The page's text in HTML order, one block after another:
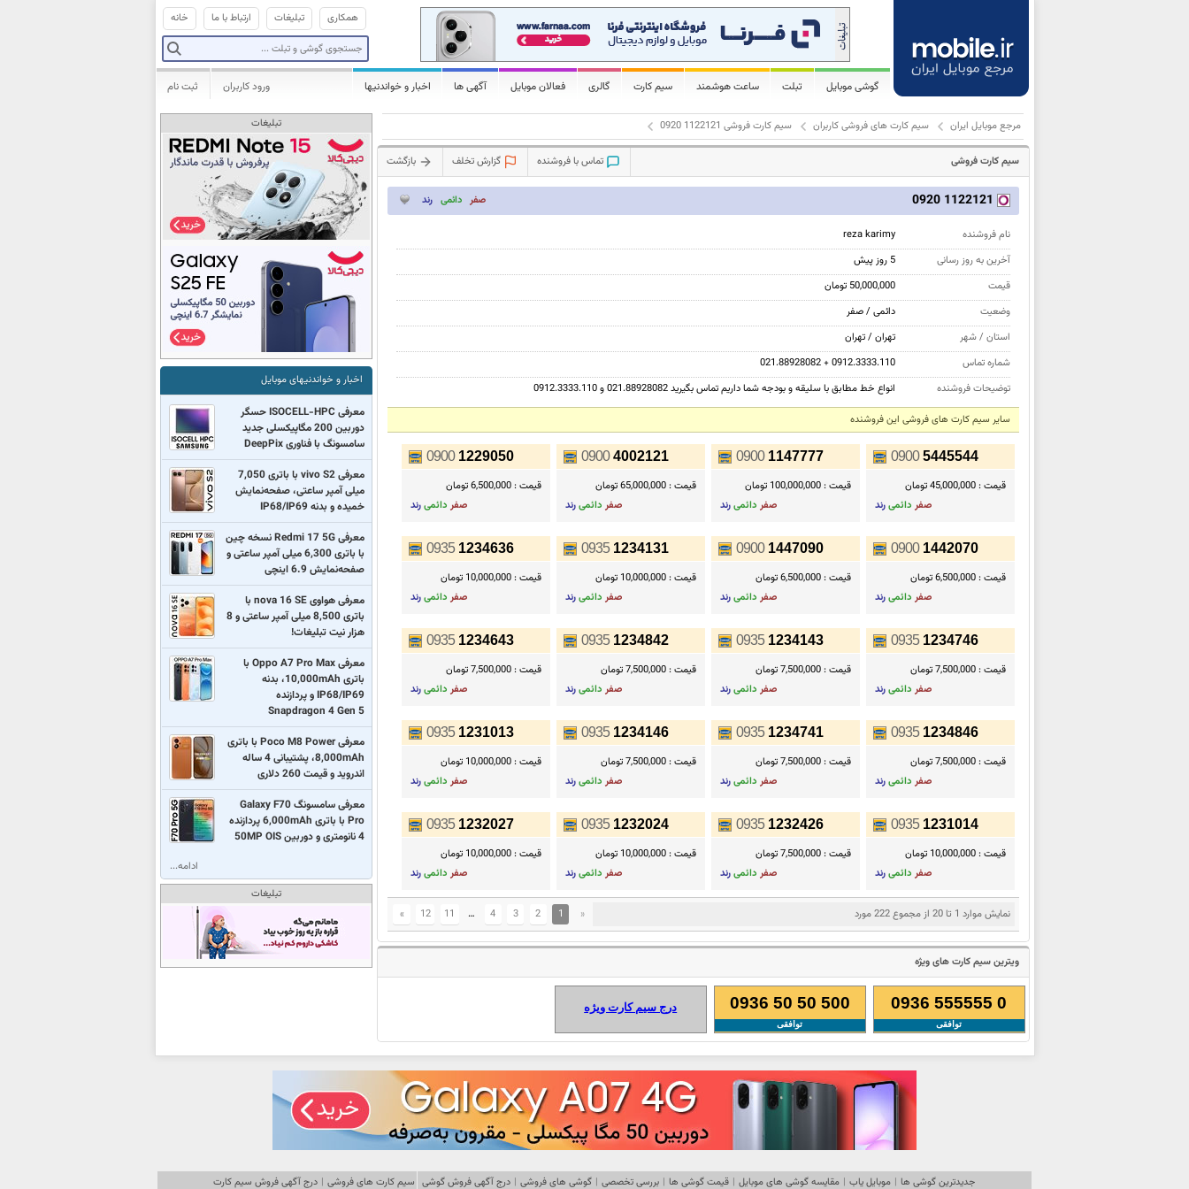
خانه ارتباط با ما تبلیغات همکاری
گوشی موبایل تبلت ساعت هوشمند سیم کارت گالری فعالان موبایل آگهی ها اخبار و خواندنیها ثبت نام ورود کاربران
مرجع موبایل ایران سیم کارت های فروشی کاربران سیم کارت فروشی 1122121 0920
سیم کارت فروشی تماس با فروشنده گزارش تخلف بازگشت
صفر دائمی رند
نام فروشنده
reza karimy
آخرین به روز رسانی
5 روز پیش
قیمت
50,000,000 تومان
وضعیت
دائمی / صفر
استان / شهر
تهران / تهران
شماره تماس
021.88928082 + 0912.3333.110
توضیحات فروشنده
انواع خط مطابق با سلیقه و بودجه شما داریم تماس بگیرید 021.88928082 و 0912.3333.110
سایر سیم کارت های فروشی این فروشنده
0900 5445544
قیمت :45,000,000 تومان
صفر دائمیرند
0900 1147777
قیمت :100,000,000 تومان
صفر دائمیرند
0900 4002121
قیمت :65,000,000 تومان
صفر دائمیرند
0900 1229050
قیمت :6,500,000 تومان
صفر دائمیرند
0900 1442070
قیمت :6,500,000 تومان
صفر دائمیرند
0900 1447090
قیمت :6,500,000 تومان
صفر دائمیرند
0935 1234131
قیمت :10,000,000 تومان
صفر دائمیرند
0935 1234636
قیمت :10,000,000 تومان
صفر دائمیرند
0935 1234746
قیمت :7,500,000 تومان
صفر دائمیرند
0935 1234143
قیمت :7,500,000 تومان
صفر دائمیرند
0935 1234842
قیمت :7,500,000 تومان
صفر دائمیرند
0935 1234643
قیمت :7,500,000 تومان
صفر دائمیرند
0935 1234846
قیمت :7,500,000 تومان
صفر دائمیرند
0935 1234741
قیمت :7,500,000 تومان
صفر دائمیرند
0935 1234146
قیمت :7,500,000 تومان
صفر دائمیرند
0935 1231013
قیمت :10,000,000 تومان
صفر دائمیرند
0935 1231014
قیمت :10,000,000 تومان
صفر دائمیرند
0935 1232426
قیمت :7,500,000 تومان
صفر دائمیرند
0935 1232024
قیمت :10,000,000 تومان
صفر دائمیرند
0935 1232027
قیمت :10,000,000 تومان
صفر دائمیرند
نمایش موارد 1 تا 20 از مجموع 222 مورد «
1
2
3
4
…
11
12
»
ویترین سیم کارت های ویژه
0936 555555 0
توافقی
0936 50 50 500
توافقی
درج سیم کارت ویژه
تبلیغات
اخبار و خواندنیهای موبایل
معرفی ISOCELL-HPC حسگر
دوربین 200 مگاپیکسلی جدید
سامسونگ با فناوری DeepPix
معرفی vivo S2 با باتری 7,050
میلی آمپر ساعتی، صفحه‌نمایش
خمیده و بدنه IP68/IP69
معرفی Redmi 17 5G نسخه چین
با باتری 6,300 میلی آمپر ساعتی و
صفحه‌نمایش 6.9 اینچی
معرفی هواوی nova 16 SE با
باتری 8,500 میلی آمپر ساعتی و 8
هزار نیت تبلیغات!
معرفی Oppo A7 Pro Max با
باتری 10,000mAh، بدنه
IP68/IP69 و پردازنده
Snapdragon 4 Gen 5
معرفی Poco M8 Power با باتری
8,000mAh، پشتیبانی 4 ساله
اندروید و قیمت 260 دلاری
معرفی سامسونگ Galaxy F70
Pro با باتری 6,000mAh پردازنده
4 نانومتری و دوربین 50MP OIS
ادامه...
تبلیغات
جدیدترین گوشی ها | موبایل یاب | مقایسه گوشی های موبایل | قیمت گوشی ها | بررسی تخصصی | گوشی های فروشی | درج آگهی فروش گوشی سیم کارت های فروشی | درج آگهی فروش سیم کارت